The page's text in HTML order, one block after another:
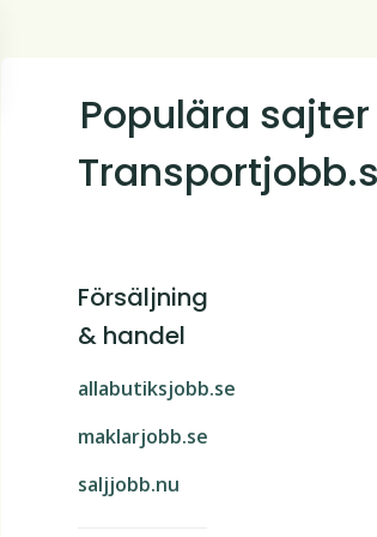
Populära
Försäljning
& handel
allabutiksjobb.se
maklarjobb.se
saljjobb.nu